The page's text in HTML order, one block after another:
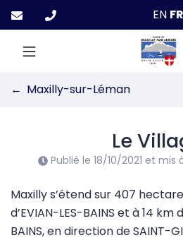
Aller
au
contenu
EN FR
Maxilly-sur-Léman
Le
Publié le 18/10/2021 et mis
Maxilly s’étend sur 407
d’EVIAN-LES-BAINS et à 14 km
BAINS, en direction de SAINT-